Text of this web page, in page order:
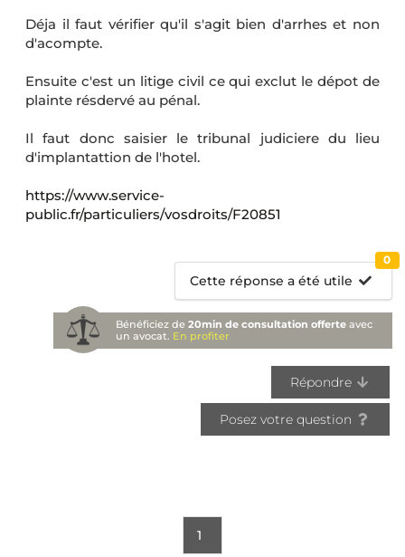
Déja il faut vérifier qu'il s'agit bien d'arrhes et non
d'acompte.
Ensuite c'est un litige civil ce qui exclut le dépot de
plainte résdervé au pénal.
Il faut donc saisier le tribunal judiciere du lieu
d'implantattion de l'hotel.
https://www.service-
public.fr/particuliers/vosdroits/F20851
Cette réponse a été utile
0
Bénéficiez de20min de consultation offerte avec
un avocat. En profiter
Répondre
Posez votre question
1